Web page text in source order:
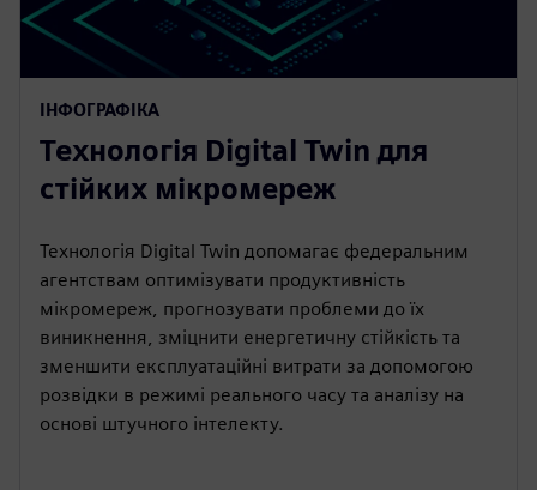
ІНФОГРАФІКА
Технологія Digital Twin для
стійких мікромереж
Технологія Digital Twin допомагає федеральним
агентствам оптимізувати продуктивність
мікромереж, прогнозувати проблеми до їх
виникнення, зміцнити енергетичну стійкість та
зменшити експлуатаційні витрати за допомогою
розвідки в режимі реального часу та аналізу на
основі штучного інтелекту.